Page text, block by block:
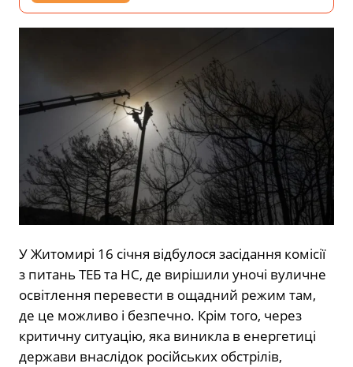
У Житомирі 16 січня відбулося засідання комісії
з питань ТЕБ та НС, де вирішили уночі вуличне
освітлення перевести в ощадний режим там,
де це можливо і безпечно. Крім того, через
критичну ситуацію, яка виникла в енергетиці
держави внаслідок російських обстрілів,